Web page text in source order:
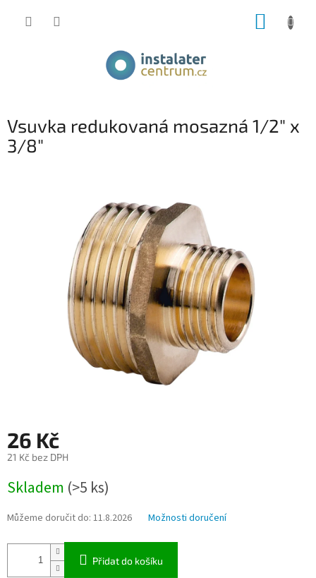
Vsuvka redukovaná mosazná 1/2" x
3/8"
26 Kč
21 Kč bez DPH
cena:
Skladem (>5 ks)
Můžeme doručit do: 11.8.2026 Možnosti doručení
Přidat do košíku